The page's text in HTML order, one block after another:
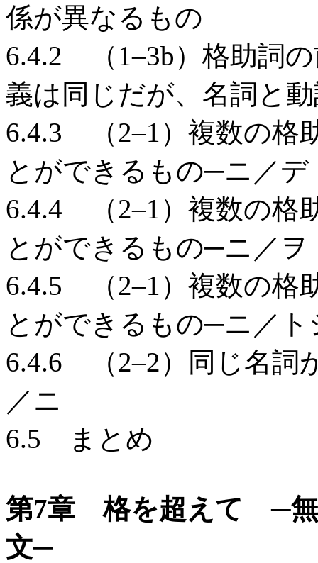
係が異なるもの
6.4.2 （1–3b）格助詞
義は同じだが、名詞と
6.4.3 （2–1）複数の格
とができるもの─ニ／デ
6.4.4 （2–1）複数の格
とができるもの─ニ／ヲ
6.4.5 （2–1）複数の格
とができるもの─ニ／ト
6.4.6 （2–2）同じ名詞
／ニ
6.5 まとめ
第7章 格を超えて ─無
文─